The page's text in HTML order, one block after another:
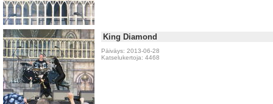
King Diamond
Päiväys: 2013-06-28
Katselukertoja: 4468